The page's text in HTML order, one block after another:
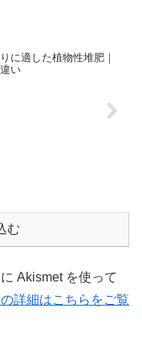
に適した植物性堆肥｜
い
む
Akismet を使って
詳細はこちらをご覧